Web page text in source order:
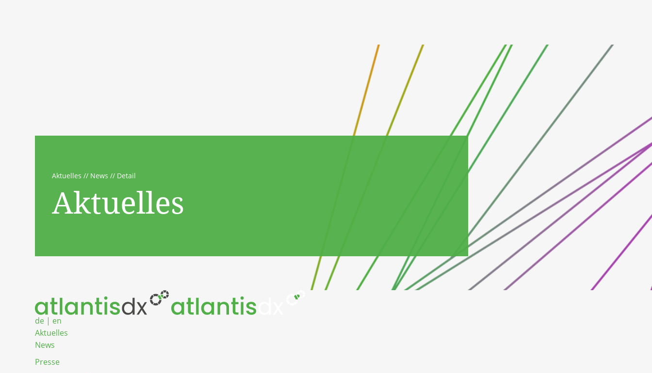
Aktuelles News Detail
Aktuelles
de | en
Aktuelles
News
Presse